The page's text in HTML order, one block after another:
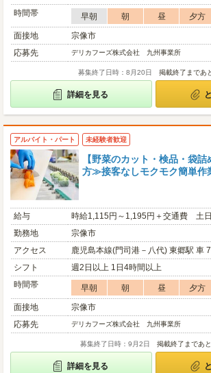
時間帯
早朝 朝 昼 夕方
面接地
宗像市
応募先
デリカフーズ株式会社 九州事業所
募集終了日時：8月20日 掲載終了まであ
詳細を見る
アルバイト・パート 未経験者歓迎
【野菜のカット・検品・袋
方≫接客なしモクモク簡単
給与
時給1,115円～1,195円＋交通費 土
勤務地
宗像市
アクセス
鹿児島本線(門司港－八代) 東郷駅 車
シフト
週2日以上 1日4時間以上
時間帯
早朝 朝 昼 夕方
面接地
宗像市
応募先
デリカフーズ株式会社 九州事業所
募集終了日時：9月2日 掲載終了まであ
詳細を見る